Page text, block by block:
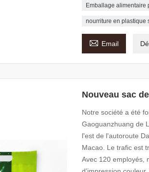
Emballage alimentaire
nourriture en plastique
 Email
Nouveau sac
Notre société a été
Gaoguanzhuang de
l'est de l'autoroute
Macao. Le trafic est
Avec 120 employés,